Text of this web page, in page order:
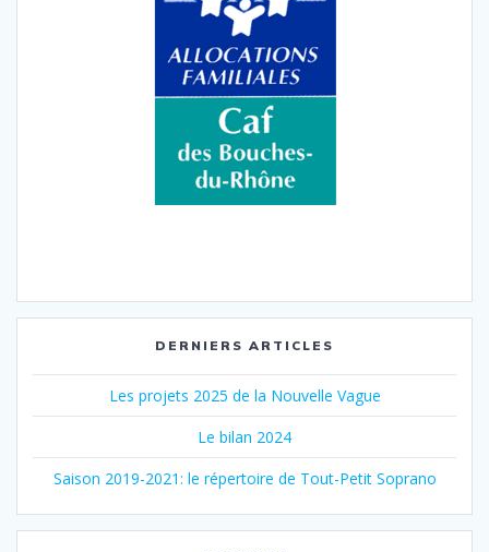
DERNIERS ARTICLES
Les projets 2025 de la Nouvelle Vague
Le bilan 2024
Saison 2019-2021: le répertoire de Tout-Petit Soprano